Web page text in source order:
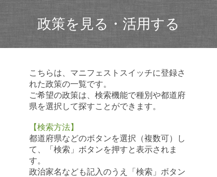
政策を見る・活用する
こちらは、マニフェストスイッチに登録さ
れた政策の一覧です。
ご希望の政策は、検索機能で種別や都道府
県を選択して探すことができます。
【検索方法】
都道府県などのボタンを選択（複数可）し
て、「検索」ボタンを押すと表示されま
す。
政治家名なども記入のうえ「検索」ボタン